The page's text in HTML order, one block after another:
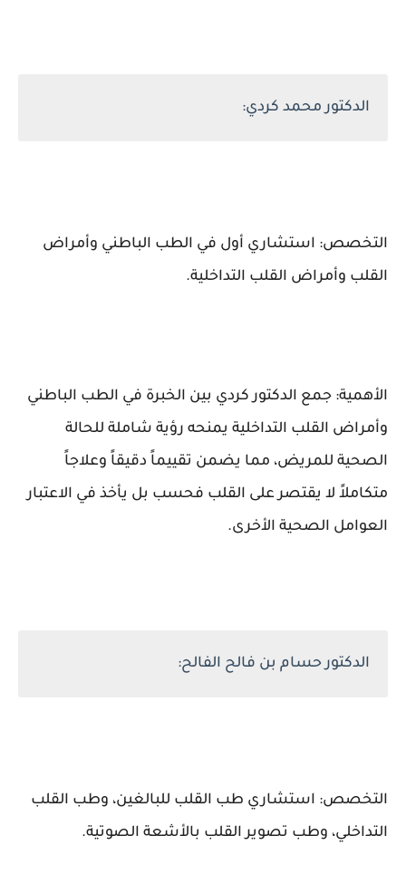
الدكتور محمد كردي:
التخصص: استشاري أول في الطب الباطني وأمراض
القلب وأمراض القلب التداخلية.
الأهمية: جمع الدكتور كردي بين الخبرة في الطب الباطني
وأمراض القلب التداخلية يمنحه رؤية شاملة للحالة
الصحية للمريض، مما يضمن تقييماً دقيقاً وعلاجاً
متكاملاً لا يقتصر على القلب فحسب بل يأخذ في الاعتبار
العوامل الصحية الأخرى.
الدكتور حسام بن فالح الفالح:
التخصص: استشاري طب القلب للبالغين، وطب القلب
التداخلي، وطب تصوير القلب بالأشعة الصوتية.